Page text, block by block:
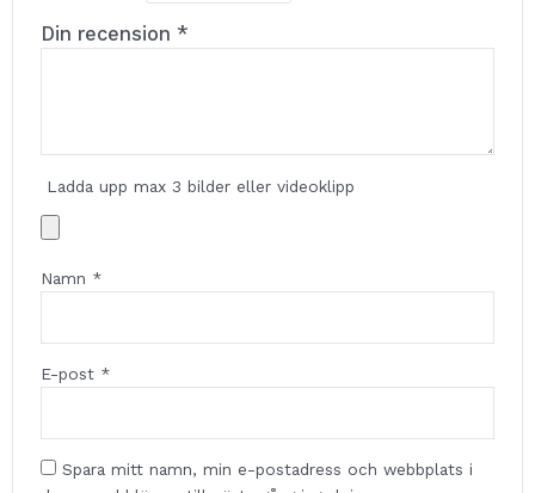
Din recension *
Ladda upp max 3 bilder eller videoklipp
Namn *
E-post *
Spara mitt namn, min e-postadress och webbplats i